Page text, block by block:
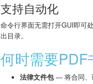
支持自动化
命令行界面无需打开GUI即可
出目录。
何时需要PDF
法律文件包— 将合同、